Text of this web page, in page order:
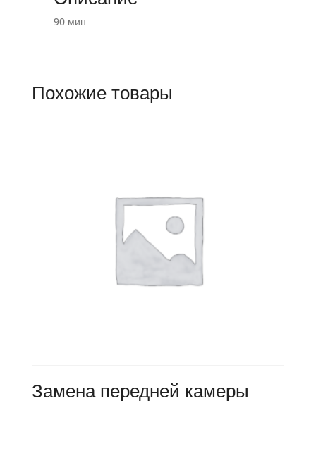
90 мин
Похожие товары
Замена передней камеры